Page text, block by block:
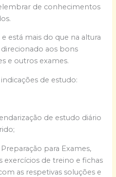
de conhecimentos
está mais do que na altura
aos bons
e outros exames.
de estudo:
de estudo diário
para Exames,
exercícios de treino e fichas
as respetivas soluções e